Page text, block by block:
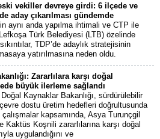
vekiller devreye girdi: 6 ilçede ve
aday çıkarılması gündemde
aynı anda yapılma ihtimali ve CTP ile
Türk Belediyesi (LTB) özelinde
TDP’de adaylık stratejisinin
yatırılmasına neden oldu.
Zararlılara karşı doğal
büyük ilerleme sağlandı
Doğal Kaynaklar Bakanlığı, sürdürülebilir
dostu üretim hedefleri doğrultusunda
kapsamında, Asya Turunçgil
Kaktüs Koşnili zararlılarına karşı doğal
uygulandığını ve